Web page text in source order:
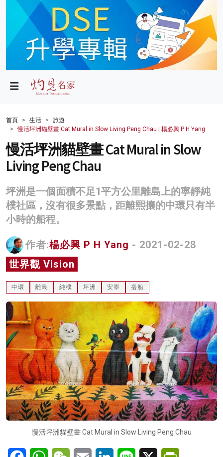
政局
財經
生活
健康
商業
科技
影片
名家榜
灼見活動
首頁 生活
旅遊
慢活坪洲貓壁畫 Cat Mural in Slow Living Peng Chau | 楊必興 P H Yang
慢活坪洲貓壁畫 Cat Mural in Slow
Living Peng Chau
坪洲是一個面積不足1平方公里離島上的寧靜純
樸社區，沒有很多景點，距離熙攘的中環只有半
小時的船程。
作者:楊必興 P H Yang - 2021-02-28
世界觀 Vision
中環 離島 純樸 坪洲 安寧 搭船
慢活坪洲貓壁畫 Cat Mural in Slow Living Peng Chau
FacebookWhatsAppWeChatEmail LinkedInLine X